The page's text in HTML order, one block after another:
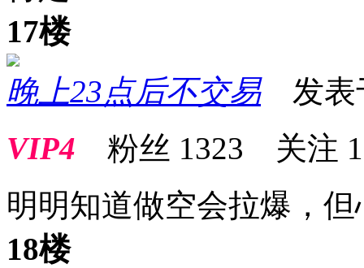
17楼
晚上23点后不交易发表
VIP4 粉丝 1323 关注
明明知道做空会拉爆，
18楼